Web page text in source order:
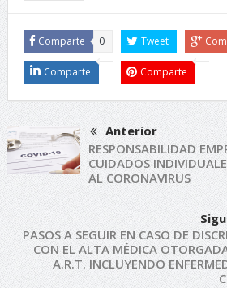
Comparte 0 Tweet
Comparte Comparte
Anterior
RESPONSABILIDAD
CUIDADOS
AL CORONAVIRUS
PASOS A SEGUIR EN CASO DE
CON EL ALTA MÉDICA
A.R.T. INCLUYENDO